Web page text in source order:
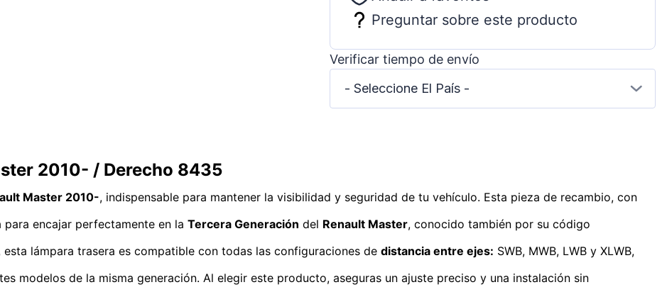
Preguntar sobre este producto
Verificar tiempo de envío
- Seleccione El País -
2010- / Derecho 8435
Master 2010-, indispensable para mantener la visibilidad y seguridad de tu vehículo. Esta pieza de recambio, con
encajar perfectamente en la Tercera Generación del Renault Master, conocido también por su código
esta lámpara trasera es compatible con todas las configuraciones de distancia entre ejes: SWB, MWB, LWB y XLWB,
modelos de la misma generación. Al elegir este producto, aseguras un ajuste preciso y una instalación sin